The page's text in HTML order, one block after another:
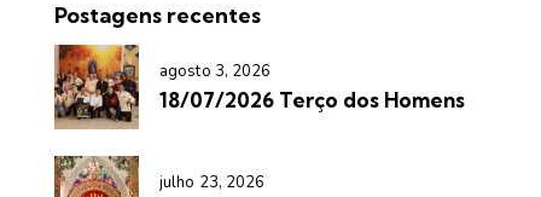
Postagens recentes
agosto 3, 2026
18/07/2026 Terço dos Homens
julho 23, 2026